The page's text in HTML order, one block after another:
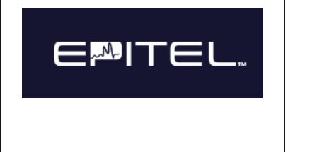
アクセ
サリ・
類